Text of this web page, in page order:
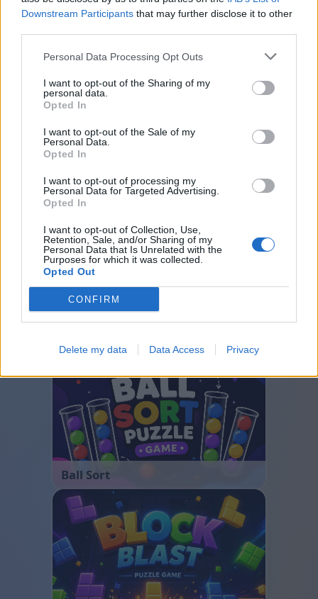
Downstream Participants that may further disclose it to other
Personal Data Processing Opt Outs
I want to opt-out of the Sharing of my
personal data.
Opted In
I want to opt-out of the Sale of my
Personal Data.
Opted In
I want to opt-out of processing my
Personal Data for Targeted Advertising.
Opted In
I want to opt-out of Collection, Use,
Retention, Sale, and/or Sharing of my
Personal Data that Is Unrelated with the
Purposes for which it was collected.
Opted Out
CONFIRM
Delete my data Data Access Privacy
다른 게임들
퍼즐 솔리테어 마작
스도쿠
Ball Sort